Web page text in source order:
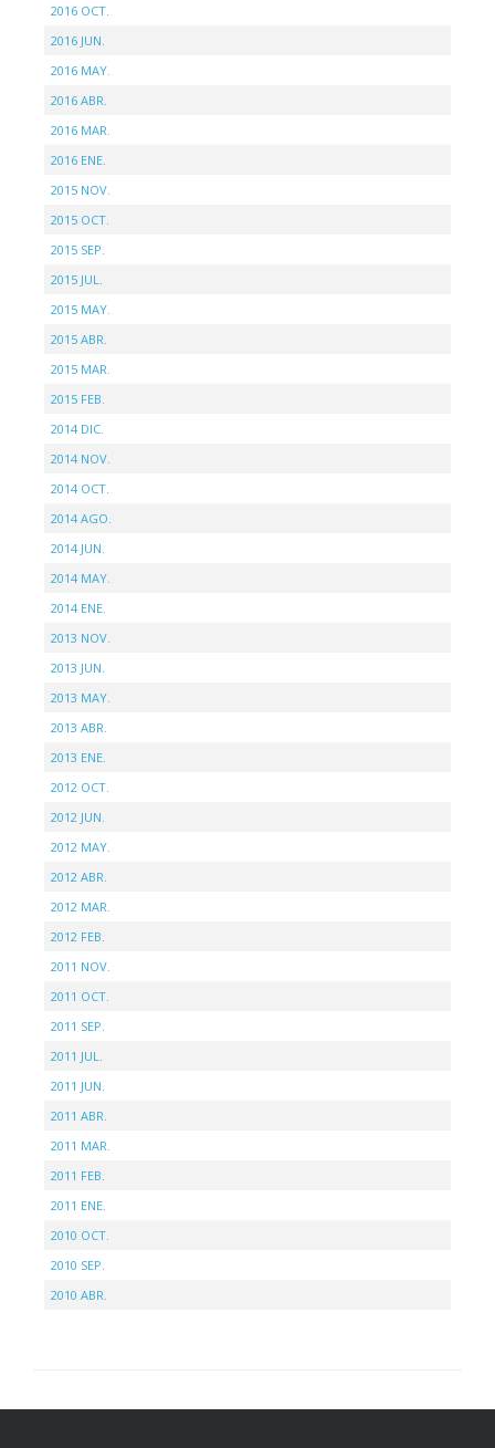
2016 OCT.
2016 JUN.
2016 MAY.
2016 ABR.
2016 MAR.
2016 ENE.
2015 NOV.
2015 OCT.
2015 SEP.
2015 JUL.
2015 MAY.
2015 ABR.
2015 MAR.
2015 FEB.
2014 DIC.
2014 NOV.
2014 OCT.
2014 AGO.
2014 JUN.
2014 MAY.
2014 ENE.
2013 NOV.
2013 JUN.
2013 MAY.
2013 ABR.
2013 ENE.
2012 OCT.
2012 JUN.
2012 MAY.
2012 ABR.
2012 MAR.
2012 FEB.
2011 NOV.
2011 OCT.
2011 SEP.
2011 JUL.
2011 JUN.
2011 ABR.
2011 MAR.
2011 FEB.
2011 ENE.
2010 OCT.
2010 SEP.
2010 ABR.